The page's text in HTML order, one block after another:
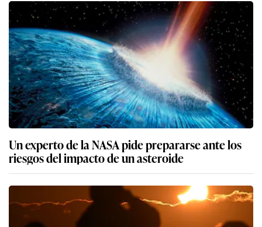
Un experto de la NASA pide prepararse ante los
riesgos del impacto de un asteroide